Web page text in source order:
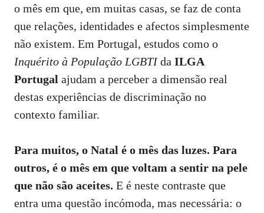
o mês em que, em muitas casas, se faz de conta
que relações, identidades e afectos simplesmente
não existem. Em Portugal, estudos como o
Inquérito à População LGBTIda ILGA
Portugal ajudam a perceber a dimensão real
destas experiências de discriminação no
contexto familiar.
Para muitos, o Natal é o mês das luzes. Para
outros, é o mês em que voltam a sentir na pele
que não são aceites. E é neste contraste que
entra uma questão incómoda, mas necessária: o